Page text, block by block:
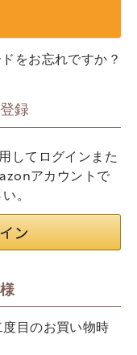
をお忘れですか？
録
してログインまた
アカウントで
。
目のお買い物時